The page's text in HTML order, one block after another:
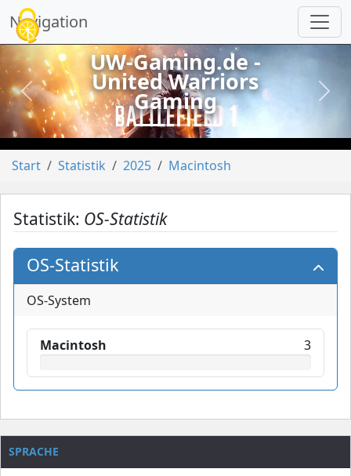
Navigation
vorheriges
UW-Gaming.de -
United Warriors
Gaming
Start Statistik 2025 Macintosh
Statistik: OS-Statistik
OS-Statistik
OS-System
Macintosh 3
SPRACHE
Cookie-Einstellungen